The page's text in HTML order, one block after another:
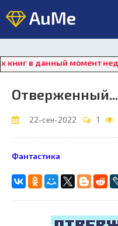
AuMe
данный момент
Отверженный...
22-сен-2022 1
Фантастика